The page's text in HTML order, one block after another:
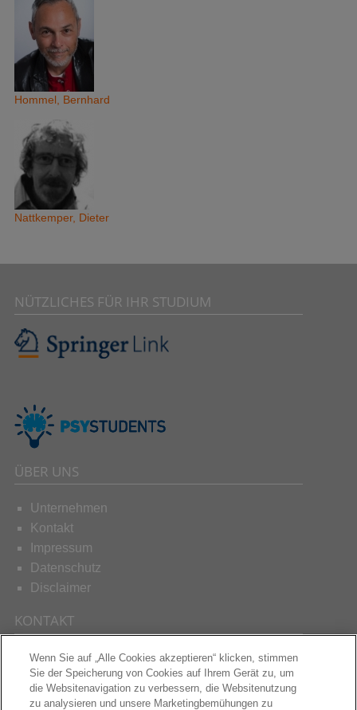
Hommel, Bernhard
Nattkemper, Dieter
NÜTZLICHES FÜR IHR STUDIUM
ÜBER UNS
Unternehmen
Kontakt
Impressum
Datenschutz
Disclaimer
KONTAKT
Schreiben Sie uns
Wenn Sie auf „Alle Cookies akzeptieren“ klicken, stimmen
Sie der Speicherung von Cookies auf Ihrem Gerät zu, um
die Websitenavigation zu verbessern, die Websitenutzung
zu analysieren und unsere Marketingbemühungen zu